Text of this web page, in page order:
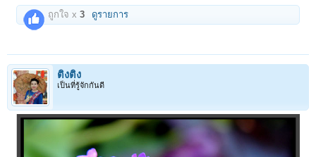
ถูกใจ x3 ดูรายการ
ติงติง
เป็นที่รู้จักกันดี